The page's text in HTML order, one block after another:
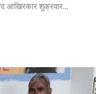
आखिरकार शुक्रवार...